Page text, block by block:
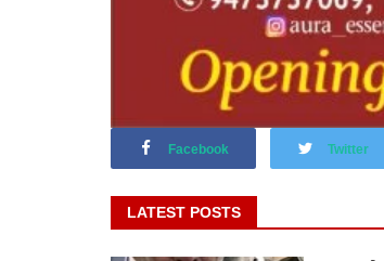
Facebook Twitter
LATEST POSTS